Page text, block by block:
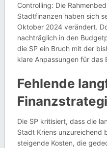
Controlling: Die
Stadtfinanzen haben sich
Oktober 2024 verändert.
nachträglich in den
die SP ein Bruch mit der
klare Anpassungen für das
Fehlende
Die SP kritisiert, dass die
Stadt Kriens unzureichend
steigende Kosten, die